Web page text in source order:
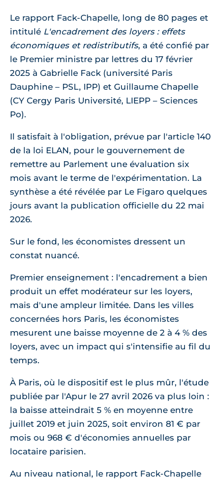
Le rapport Fack-Chapelle, long de 80 pages et
intitulé L'encadrement des loyers : effets
économiques et redistributifs, a été confié par
le Premier ministre par lettres du 17 février
2025 à Gabrielle Fack (université Paris
Dauphine – PSL, IPP) et Guillaume Chapelle
(CY Cergy Paris Université, LIEPP – Sciences
Po).
Il satisfait à l'obligation, prévue par l'article 140
de la loi ELAN, pour le gouvernement de
remettre au Parlement une évaluation six
mois avant le terme de l'expérimentation. La
synthèse a été révélée par Le Figaro quelques
jours avant la publication officielle du 22 mai
2026.
Sur le fond, les économistes dressent un
constat nuancé.
Premier enseignement : l'encadrement a bien
produit un effet modérateur sur les loyers,
mais d'une ampleur limitée. Dans les villes
concernées hors Paris, les économistes
mesurent une baisse moyenne de 2 à 4 % des
loyers, avec un impact qui s'intensifie au fil du
temps.
À Paris, où le dispositif est le plus mûr, l'étude
publiée par l'Apur le 27 avril 2026 va plus loin :
la baisse atteindrait 5 % en moyenne entre
juillet 2019 et juin 2025, soit environ 81 € par
mois ou 968 € d'économies annuelles par
locataire parisien.
Au niveau national, le rapport Fack-Chapelle